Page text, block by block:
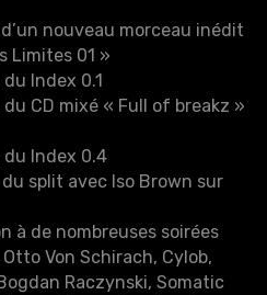
nouveau morceau inédit
Limites 01 »
Index 0.1
CD mixé « Full of breakz »
Index 0.4
split avec Iso Brown sur
à de nombreuses soirées
Von Schirach, Cylob,
Raczynski, Somatic